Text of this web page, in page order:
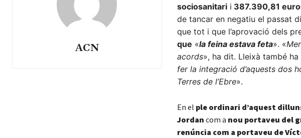
ACN
sociosanitarii 387.390,81
de tancar en negatiu el passat
que tot i que l’aprovació dels
que «la feina estava feta». «
acords», ha dit. Lleixà també
fer la integració d’aquests dos
Terres de l’Ebre».
En el ple ordinari d’aquest
Jordan com a nou portaveu del
renúncia com a portaveu de